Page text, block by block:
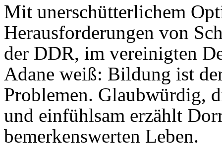
Mit unerschütterlichem
Herausforderungen von
der DDR, im vereinigten
Adane weiß: Bildung ist
Problemen. Glaubwürdig,
und einfühlsam erzählt
bemerkenswerten Leben.